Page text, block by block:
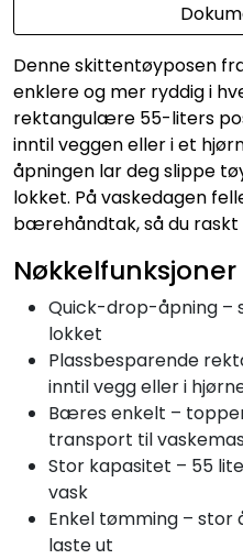
Denne skittentøyposen
enklere og mer ryddig i
rektangulære 55-liters
inntil veggen eller i et
åpningen lar deg slippe
lokket. På vaskedagen
bærehåndtak, så du
Nøkkelfunksjoner
Quick-drop-åpning –
lokket
Plassbesparende
inntil vegg eller i
Bæres enkelt –
transport til
Stor kapasitet – 55
vask
Enkel tømming – stor
laste ut